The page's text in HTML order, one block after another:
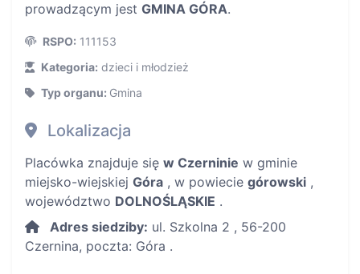
prowadzącym jest GMINA GÓRA.
RSPO: 111153
Kategoria: dzieci i młodzież
Typ organu: Gmina
Lokalizacja
Placówka znajduje się w Czerninie w gminie
miejsko-wiejskiej Góra , w powiecie górowski ,
województwo DOLNOŚLĄSKIE .
Adres siedziby: ul. Szkolna 2 , 56-200
Czernina, poczta: Góra .